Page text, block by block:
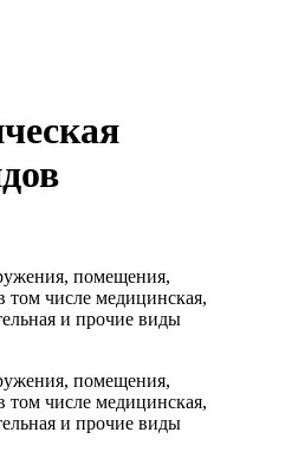
помещения,
том числе медицинская,
и прочие виды
помещения,
том числе медицинская,
и прочие виды